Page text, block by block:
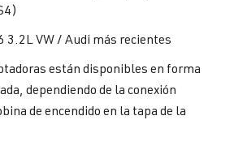
3.2L VW / Audi más recientes
están disponibles en forma
dependiendo de la conexión
de encendido en la tapa de la